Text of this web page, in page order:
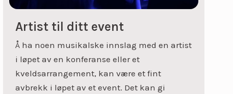
Artist til ditt event
Å ha noen musikalske innslag med en artist
i løpet av en konferanse eller et
kveldsarrangement, kan være et fint
avbrekk i løpet av et event. Det kan gi